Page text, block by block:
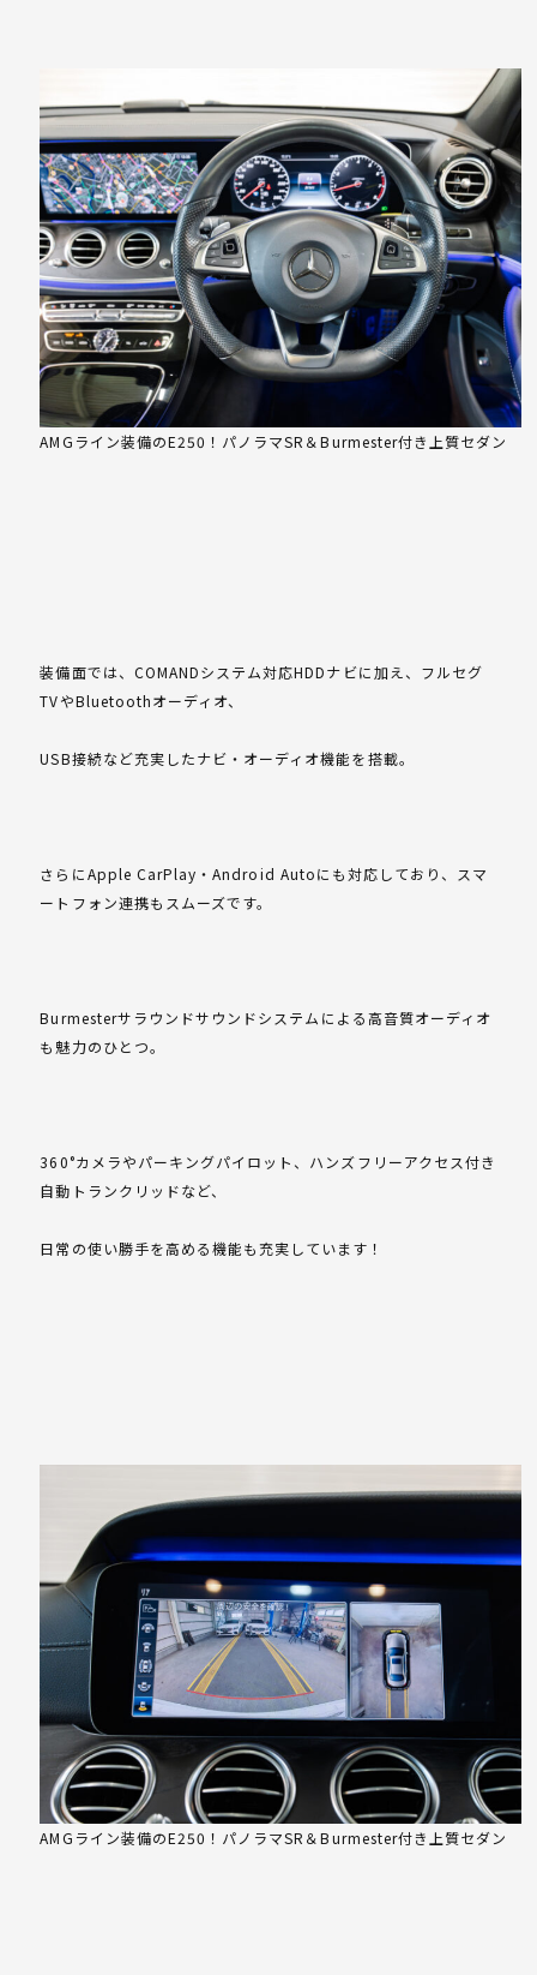
AMGライン装備のE250！パノラマSR＆Burmester付き上質セダン
装備面では、COMANDシステム対応HDDナビに加え、フルセグ
TVやBluetoothオーディオ、
USB接続など充実したナビ・オーディオ機能を搭載。
さらにApple CarPlay・Android Autoにも対応しており、スマ
ートフォン連携もスムーズです。
Burmesterサラウンドサウンドシステムによる高音質オーディオ
も魅力のひとつ。
360°カメラやパーキングパイロット、ハンズフリーアクセス付き
自動トランクリッドなど、
日常の使い勝手を高める機能も充実しています！
AMGライン装備のE250！パノラマSR＆Burmester付き上質セダン